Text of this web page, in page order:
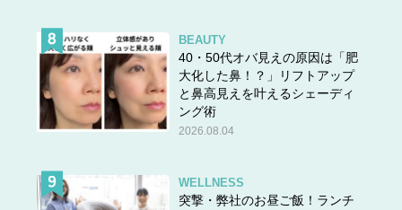
BEAUTY
40・50代オバ見えの原因は「肥
大化した鼻！？」リフトアップ
と鼻高見えを叶えるシェーディ
ング術
2026.08.04
WELLNESS
突撃・弊社のお昼ご飯！ランチ